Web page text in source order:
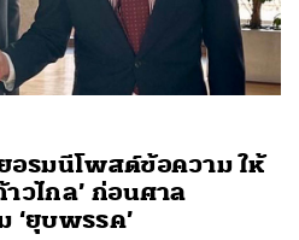
อรมนีโพสต์ข้อความ ให้
าวไกล’ ก่อนศาล
‘ยุบพรรค’